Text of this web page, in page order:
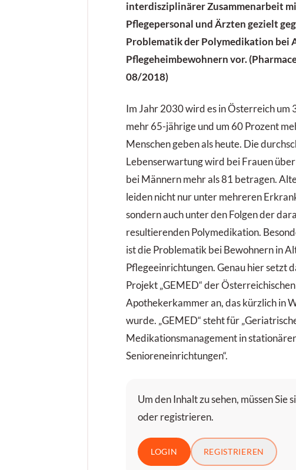
interdisziplinärer Zusammenarbeit
Pflegepersonal und Ärzten gezielt
Problematik der Polymedikation bei
Pflegeheimbewohnern vor.
08/2018)
Im Jahr 2030 wird es in Österreich um
mehr 65-jährige und um 60 Prozent
Menschen geben als heute. Die
Lebenserwartung wird bei Frauen
bei Männern mehr als 81 betragen.
leiden nicht nur unter mehreren
sondern auch unter den Folgen der
resultierenden Polymedikation.
ist die Problematik bei Bewohnern in
Pflegeeinrichtungen. Genau hier setzt
Projekt „GEMED“ der Österreichischen
Apothekerkammer an, das kürzlich in
wurde. „GEMED“ steht für
Medikationsmanagement in
Senioreneinrichtungen“.
Um den Inhalt zu sehen, müssen Sie
oder registrieren.
LOGIN REGISTRIEREN